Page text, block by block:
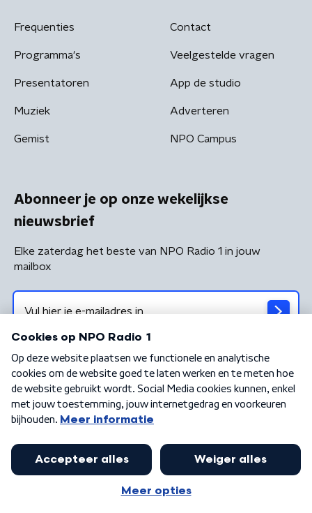
Frequenties
Programma's
Presentatoren
Muziek
Gemist
Contact
Veelgestelde vragen
App de studio
Adverteren
NPO Campus
Abonneer je op onze wekelijkse
nieuwsbrief
Elke zaterdag het beste van NPO Radio 1 in jouw
mailbox
Algemene voorwaarden